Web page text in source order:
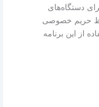
دستگاه‌های
حریم خصوصی
از این برنامه